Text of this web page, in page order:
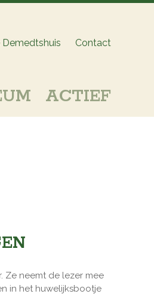
Contact
ACTIEF
Ze neemt de lezer mee
in het huwelijksbootje